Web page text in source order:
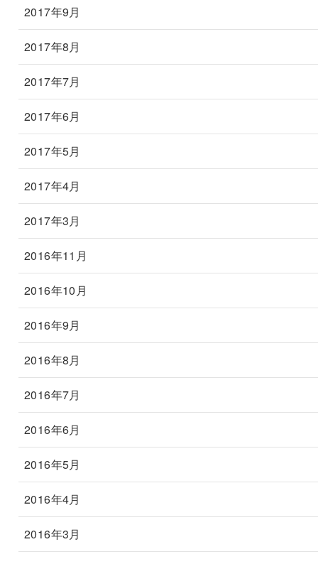
2017年9月
2017年8月
2017年7月
2017年6月
2017年5月
2017年4月
2017年3月
2016年11月
2016年10月
2016年9月
2016年8月
2016年7月
2016年6月
2016年5月
2016年4月
2016年3月